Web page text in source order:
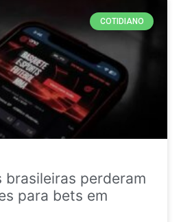
COTIDIANO
brasileiras perderam
para bets em